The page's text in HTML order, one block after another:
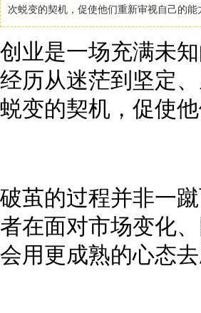
次蜕变的契机，促使他们重新审视自己的能
创业是一场充满未
经历从迷茫到坚定
蜕变的契机，促使
破茧的过程并非一
者在面对市场变化
会用更成熟的心态